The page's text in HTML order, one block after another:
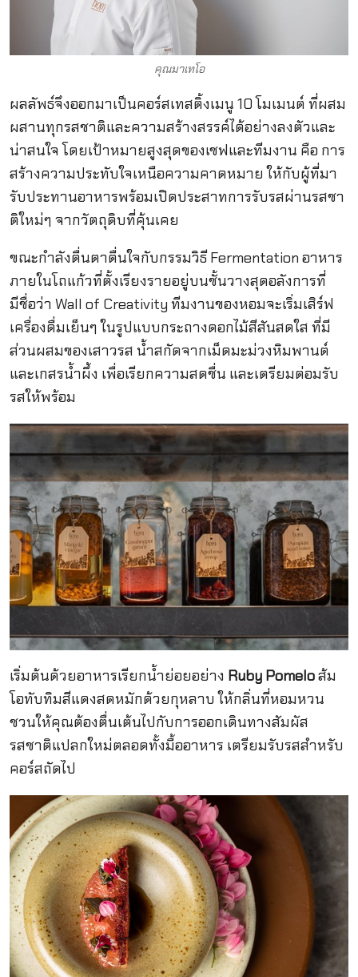
คุณมาเทโอ
ผลลัพธ์จึงออกมาเป็นคอร์สเทสติ้งเมนู 10 โมเมนต์ ที่ผสม
ผสานทุกรสชาติและความสร้างสรรค์ได้อย่างลงตัวและ
น่าสนใจ โดยเป้าหมายสูงสุดของเชฟและทีมงาน คือ การ
สร้างความประทับใจเหนือความคาดหมาย ให้กับผู้ที่มา
รับประทานอาหารพร้อมเปิดประสาทการรับรสผ่านรสชา
ติใหม่ๆ จากวัตถุดิบที่คุ้นเคย
ขณะกำลังตื่นตาตื่นใจกับกรรมวิธี Fermentation อาหาร
ภายในโถแก้วที่ตั้งเรียงรายอยู่บนชั้นวางสุดอลังการที่
มีชื่อว่า Wall of Creativity ทีมงานของหอมจะเริ่มเสิร์ฟ
เครื่องดื่มเย็นๆ ในรูปแบบกระถางดอกไม้สีสันสดใส ที่มี
ส่วนผสมของเสาวรส น้ำสกัดจากเม็ดมะม่วงหิมพานต์
และเกสรน้ำผึ้ง เพื่อเรียกความสดชื่น และเตรียมต่อมรับ
รสให้พร้อม
เริ่มต้นด้วยอาหารเรียกน้ำย่อยอย่าง Ruby Pomeloส้ม
โอทับทิมสีแดงสดหมักด้วยกุหลาบ ให้กลิ่นที่หอมหวน
ชวนให้คุณต้องตื่นเต้นไปกับการออกเดินทางสัมผัส
รสชาติแปลกใหม่ตลอดทั้งมื้ออาหาร เตรียมรับรสสำหรับ
คอร์สถัดไป